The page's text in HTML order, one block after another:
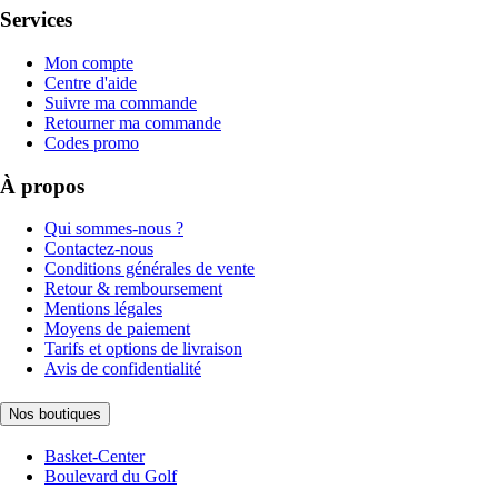
Services
Mon compte
Centre d'aide
Suivre ma commande
Retourner ma commande
Codes promo
À propos
Qui sommes-nous ?
Contactez-nous
Conditions générales de vente
Retour & remboursement
Mentions légales
Moyens de paiement
Tarifs et options de livraison
Avis de confidentialité
Nos boutiques
Basket-Center
Boulevard du Golf